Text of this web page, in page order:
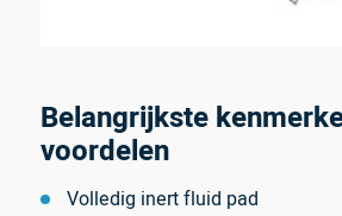
Belangrijkste
voordelen
Volledig inert fluid pad